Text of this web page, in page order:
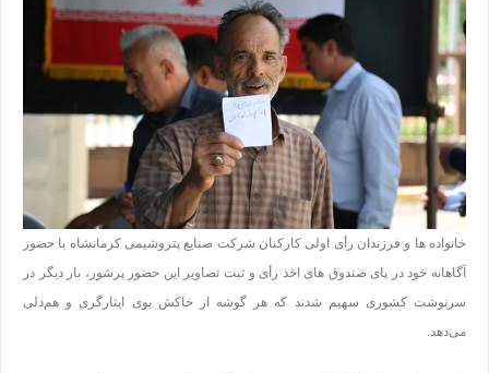
خانواده ها و فرزندان رأی اولی کارکنان شرکت صنایع پتروشیمی کرمانشاه با حضور
آگاهانه خود در پای صندوق های اخذ رأی و ثبت تصاویر این حضور پرشور، بار دیگر در
سرنوشت کشوری سهیم شدند که هر گوشه از خاکش بوی ایثارگری و هم‌دلی
می‌دهد